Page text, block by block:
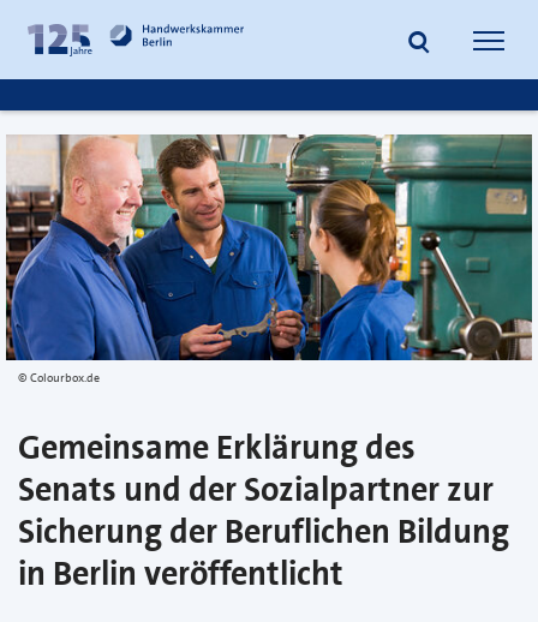
Inhalt
springen
Fußzeile
springen
Suche
Colourbox.de
Gemeinsame Erklärung des
Senats und der Sozialpartner zur
Sicherung der Beruflichen Bildung
in Berlin veröffentlicht